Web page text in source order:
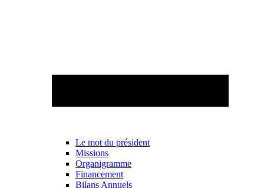
Le mot du président
Missions
Organigramme
Financement
Bilans Annuels